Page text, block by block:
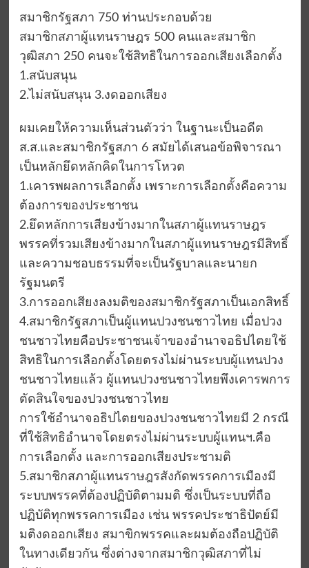
สมาชิกรัฐสภา 750 ท่านประกอบด้วย
สมาชิกสภาผู้แทนราษฎร 500 คนและสมาชิก
วุฒิสภา 250 คนจะใช้สิทธิในการออกเสียงเลือกตั้ง
1.สนับสนุน
2.ไม่สนับสนุน 3.งดออกเสียง
ผมเคยให้ความเห็นส่วนตัวว่า ในฐานะเป็นอดีต
ส.ส.และสมาชิกรัฐสภา 6 สมัยได้เสนอข้อพิจารณา
เป็นหลักยึดหลักคิดในการโหวต
1.เคารพผลการเลือกตั้ง เพราะการเลือกตั้งคือความ
ต้องการของประชาชน
2.ยึดหลักการเสียงข้างมากในสภาผู้แทนราษฎร
พรรคที่รวมเสียงข้างมากในสภาผู้แทนราษฎรมีสิทธิ์
และความชอบธรรมที่จะเป็นรัฐบาลและนายก
รัฐมนตรี
3.การออกเสียงลงมติของสมาชิกรัฐสภาเป็นเอกสิทธิ์
4.สมาชิกรัฐสภาเป็นผู้แทนปวงชนชาวไทย เมื่อปวง
ชนชาวไทยคือประชาชนเจ้าของอำนาจอธิปไตยใช้
สิทธิในการเลือกตั้งโดยตรงไม่ผ่านระบบผู้แทนปวง
ชนชาวไทยแล้ว ผู้แทนปวงชนชาวไทยพึงเคารพการ
ตัดสินใจของปวงชนชาวไทย
การใช้อำนาจอธิปไตยของปวงชนชาวไทยมี 2 กรณี
ที่ใช้สิทธิอำนาจโดยตรงไม่ผ่านระบบผู้แทนฯ.คือ
การเลือกตั้ง และการออกเสียงประชามติ
5.สมาชิกสภาผู้แทนราษฎรสังกัดพรรคการเมืองมี
ระบบพรรคที่ต้องปฏิบัติตามมติ ซึ่งเป็นระบบที่ถือ
ปฏิบัติทุกพรรคการเมือง เช่น พรรคประชาธิปัตย์มี
มติงดออกเสียง สมาขิกพรรคและผมต้องถือปฏิบัติ
ในทางเดียวกัน ซึ่งต่างจากสมาชิกวุฒิสภาที่ไม่